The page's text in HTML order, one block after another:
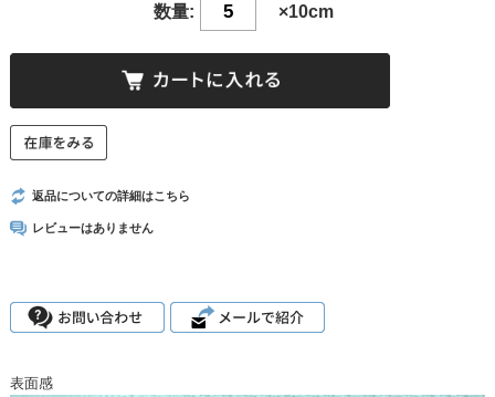
数量: ×10cm
返品についての詳細はこちら
レビューはありません
表面感